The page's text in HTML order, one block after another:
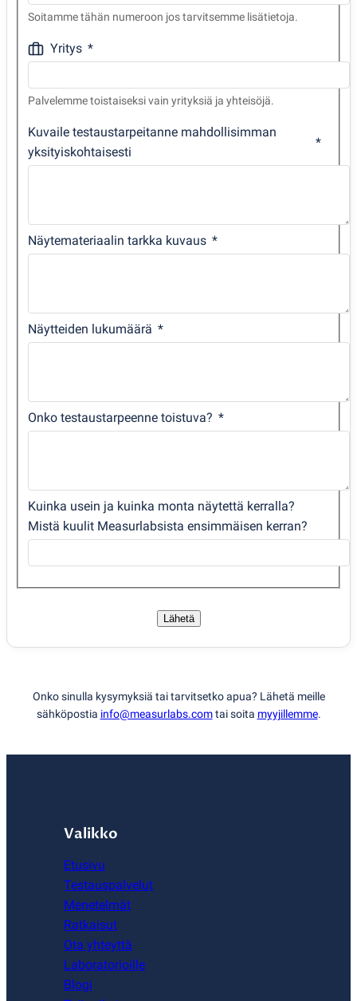
Soitamme tähän numeroon jos tarvitsemme lisätietoja.
Yritys
Palvelemme toistaiseksi vain yrityksiä ja yhteisöjä.
Kuvaile testaustarpeitanne mahdollisimman
yksityiskohtaisesti
Näytemateriaalin tarkka kuvaus
Näytteiden lukumäärä
Onko testaustarpeenne toistuva?
Kuinka usein ja kuinka monta näytettä kerralla?
Mistä kuulit Measurlabsista ensimmäisen kerran?
Lähetä
Onko sinulla kysymyksiä tai tarvitsetko apua? Lähetä meille
sähköpostia info@measurlabs.comtai soita myyjillemme.
Valikko
Etusivu
Testauspalvelut
Menetelmät
Ratkaisut
Ota yhteyttä
Laboratorioille
Blogi